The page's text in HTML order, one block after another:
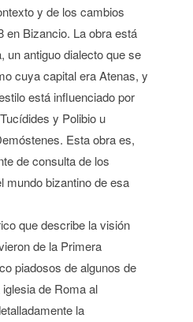
y de los cambios
en Bizancio. La obra está
un antiguo dialecto que se
cuya capital era Atenas, y
está influenciado por
y Polibio u
Esta obra es,
de consulta de los
mundo bizantino de esa
que describe la visión
de la Primera
piadosos de algunos de
de Roma al
la